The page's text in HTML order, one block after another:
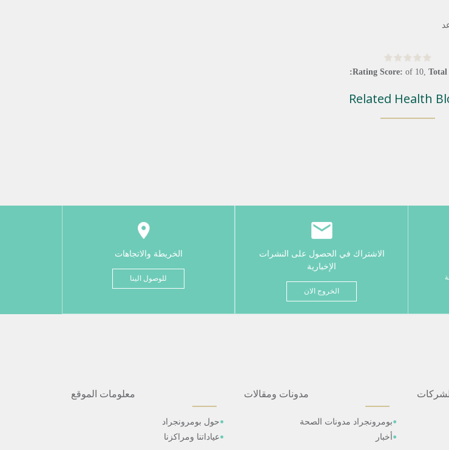
Rating Score: of 10 Total
Related Health
الاشتراك في الحصول على النشرات
الإخبارية
الخروج الان
الخريطة والاتجاهات
للوصول الينا
مدونات ومقالات
بومرونجراد مدونات الصحة
أخبار
معلومات الموقع
حول بومرونجراد
عياداتنا ومراكزنا